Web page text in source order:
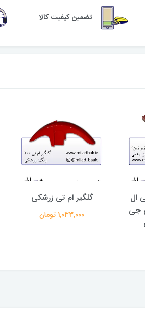
تضمین کیفیت کالا
ال
جی
گلگیر ام تی زرشکی
1,033,000 تومان